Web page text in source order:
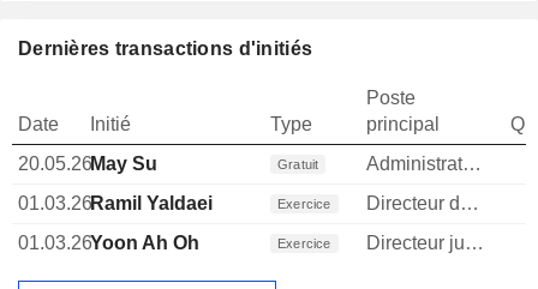
Dernières transactions d'initiés
Date Initié Type
Poste
principal
20.05.26May Su Gratuit
Administrateur
01.03.26Ramil Yaldaei Exercice Directeur des operations
01.03.26Yoon Ah Oh Exercice Directeur juridique